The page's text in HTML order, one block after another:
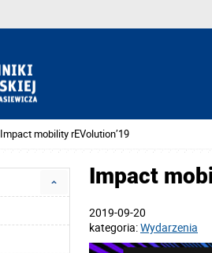
Impact mobility rEVolution’19
Impact
2019-09-20
kategoria:Wydarzenia